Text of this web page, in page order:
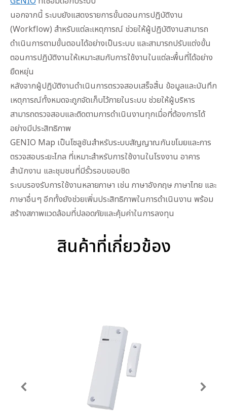
นอกจากนี้ ระบบยังแสดงรายการขั้นตอนการปฏิบัติงาน
(Workflow) สำหรับแต่ละเหตุการณ์ ช่วยให้ผู้ปฏิบัติงานสามารถ
ดำเนินการตามขั้นตอนได้อย่างเป็นระบบ และสามารถปรับแต่งขั้น
ตอนการปฏิบัติงานให้เหมาะสมกับการใช้งานในแต่ละพื้นที่ได้อย่าง
ยืดหยุ่น
หลังจากผู้ปฏิบัติงานดำเนินการตรวจสอบเสร็จสิ้น ข้อมูลและบันทึก
เหตุการณ์ทั้งหมดจะถูกจัดเก็บไว้ภายในระบบ ช่วยให้ผู้บริหาร
สามารถตรวจสอบและติดตามการดำเนินงานทุกเมื่อที่ต้องการได้
อย่างมีประสิทธิภาพ
GENIO Map เป็นโซลูชันสำหรับระบบสัญญาณกันขโมยและการ
ตรวจสอบระยะไกล ที่เหมาะสำหรับการใช้งานในโรงงาน อาคาร
สำนักงาน และชุมชนที่มีรั้วรอบขอบชิด
ระบบรองรับการใช้งานหลายภาษา เช่น ภาษาอังกฤษ ภาษาไทย และ
ภาษาอื่นๆ อีกทั้งยังช่วยเพิ่มประสิทธิภาพในการดำเนินงาน พร้อม
สร้างสภาพแวดล้อมที่ปลอดภัยและคุ้มค่าในการลงทุน
สินค้าที่เกี่ยวข้อง